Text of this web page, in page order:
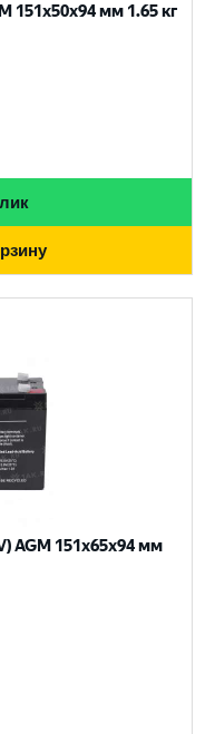
151x50x94 мм 1.65 кг
AGM 151x65x94 мм